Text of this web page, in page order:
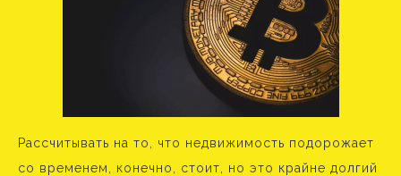
Рассчитывать на то, что недвижимость подорожает
со временем, конечно, стоит, но это крайне долгий